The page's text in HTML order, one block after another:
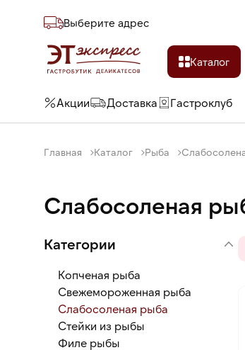
Выберите адреc
Каталог
Акции Доставка Гастроклуб
Главная Каталог Рыба
Слабосоленая
Категории
Копченая рыба
Свежемороженная рыба
Слабосоленая рыба
Стейки из рыбы
Филе рыбы